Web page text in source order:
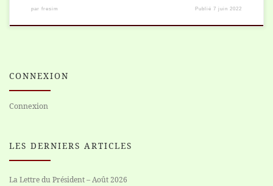
par fresim Publié7 juin 2022
CONNEXION
Connexion
LES DERNIERS ARTICLES
La Lettre du Président – Août 2026